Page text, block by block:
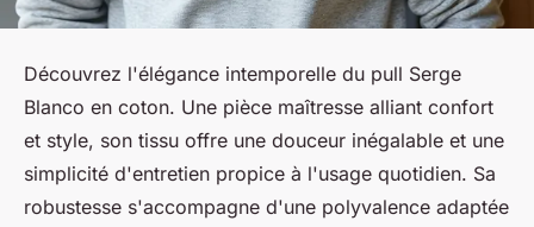
Découvrez l'élégance intemporelle du pull Serge
Blanco en coton. Une pièce maîtresse alliant confort
et style, son tissu offre une douceur inégalable et une
simplicité d'entretien propice à l'usage quotidien. Sa
robustesse s'accompagne d'une polyvalence adaptée